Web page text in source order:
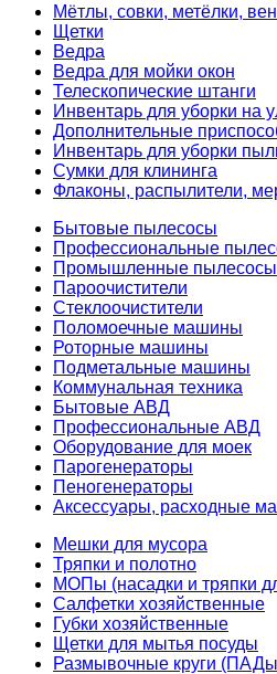
Мётлы, совки, метёлки,
Щетки
Ведра
Ведра для мойки окон
Телескопические штанги
Инвентарь для уборки на
Дополнительные
Инвентарь для уборки
Сумки для клининга
Флаконы, распылители,
Бытовые пылесосы
Профессиональные
Промышленные пылесосы
Пароочистители
Стеклоочистители
Поломоечные машины
Роторные машины
Подметальные машины
Коммунальная техника
Бытовые АВД
Профессиональные АВД
Оборудование для моек
Парогенераторы
Пеногенераторы
Аксессуары, расходные
Мешки для мусора
Тряпки и полотно
МОПы (насадки и тряпки
Салфетки хозяйственные
Губки хозяйственные
Щетки для мытья посуды
Размывочные круги